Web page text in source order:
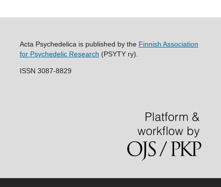
Acta Psychedelica is published by the Finnish Association
for Psychedelic Research (PSYTY ry).
ISSN 3087-8829